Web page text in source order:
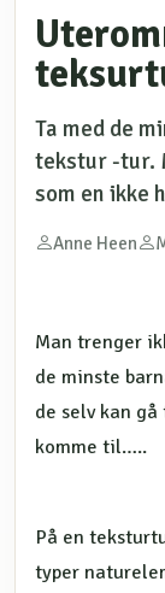
Ta med de
tekstur -tur.
som en ikke
Anne Heen
Man trenger
de minste
de selv kan
komme til…..
På en
typer